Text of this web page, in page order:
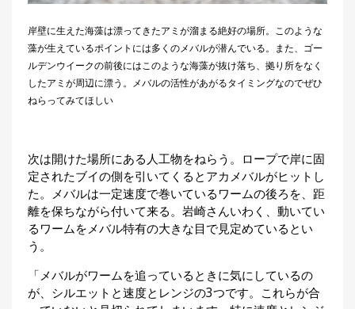
岸壁に生えた海藻は漂ってきたアミが溜まる絶好の場所。このような
藻が生えているポイントには多くのメバルが潜んでいる。また、ゴー
ルデンウイークの前後にはこのような海藻が抜け落ち、拠り所をなく
したアミが周辺に漂う。メバルの活性があがるタイミングなのでぜひ
ねらってみてほしい
次は開けた場所にある人工物をねらう。ロープで岸に固
定されたブイの側を引いてくるとアカメバルがヒットし
た。メバルは一定速度で巻いているワームの後ろを、距
離を保ちながら付いて来る。岩崎さんいわく、動いてい
るワームをメバル特有の大きな目で見定めているとい
う。
「メバルがワームを追っているときに気にしているの
が、シルエットと速度とレンジの3つです。これらが合